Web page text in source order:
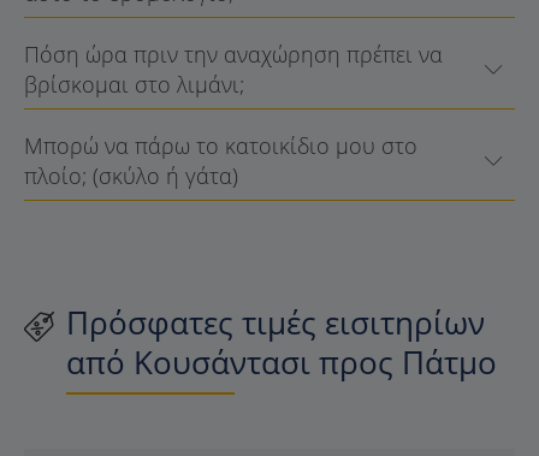
Πόση ώρα πριν την αναχώρηση πρέπει να
βρίσκομαι στο λιμάνι;
Μπορώ να πάρω το κατοικίδιο μου στο
πλοίο; (σκύλο ή γάτα)
Πρόσφατες τιμές εισιτηρίων
από Κουσάντασι προς Πάτμο